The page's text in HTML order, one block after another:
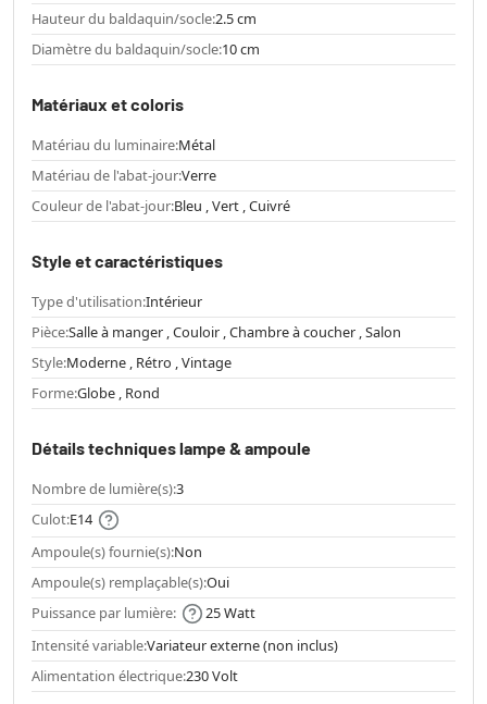
Hauteur du baldaquin/socle:2.5 cm
Diamètre du baldaquin/socle:10 cm
Matériaux et coloris
Matériau du luminaire:Métal
Matériau de l'abat-jour:Verre
Couleur de l'abat-jour:Bleu , Vert , Cuivré
Style et caractéristiques
Type d'utilisation:Intérieur
Pièce:Salle à manger , Couloir , Chambre à coucher , Salon
Style:Moderne , Rétro , Vintage
Forme:Globe , Rond
Détails techniques lampe & ampoule
Nombre de lumière(s):3
Culot:E14
Ampoule(s) fournie(s):Non
Ampoule(s) remplaçable(s):Oui
Puissance par lumière:
25 Watt
Intensité variable:Variateur externe (non inclus)
Alimentation électrique:230 Volt